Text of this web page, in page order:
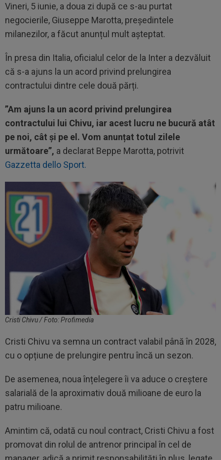
Vineri, 5 iunie, a doua zi după ce s-au purtat
negocierile, Giuseppe Marotta, președintele
milanezilor, a făcut anunțul mult așteptat.
În presa din Italia, oficialul celor de la Inter a dezvăluit
că s-a ajuns la un acord privind prelungirea
contractului dintre cele două părți.
”Am ajuns la un acord privind prelungirea
contractului lui Chivu, iar acest lucru ne bucură atât
pe noi, cât și pe el. Vom anunțat totul zilele
următoare”, a declarat Beppe Marotta, potrivit
Gazzetta dello Sport.
Cristi Chivu / Foto: Profimedia
Cristi Chivu va semna un contract valabil până în 2028,
cu o opțiune de prelungire pentru încă un sezon.
De asemenea, noua înțelegere îi va aduce o creștere
salarială de la aproximativ două milioane de euro la
patru milioane.
Amintim că, odată cu noul contract, Cristi Chivu a fost
promovat din rolul de antrenor principal în cel de